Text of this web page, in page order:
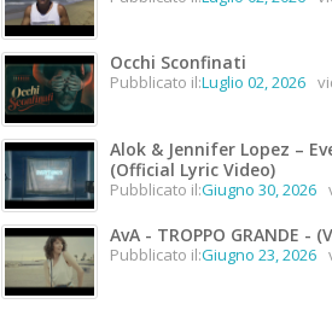
Occhi Sconfinati
Pubblicato il:Luglio 02, 2026
Alok & Jennifer Lopez –
(Official Lyric Video)
Pubblicato il:Giugno 30, 2026
AvA - TROPPO GRANDE -
Pubblicato il:Giugno 23, 2026